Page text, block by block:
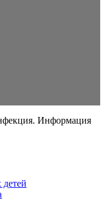
Информация